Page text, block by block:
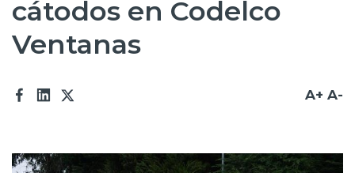
Sustentabilidad
Innovación
Trabaja en Codelco
cátodos en Codelco
Ventanas
A+ A-